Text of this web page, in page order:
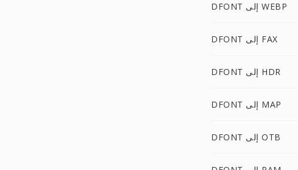
DFONT إلى WEBP
DFONT إلى FAX
DFONT إلى HDR
DFONT إلى MAP
DFONT إلى OTB